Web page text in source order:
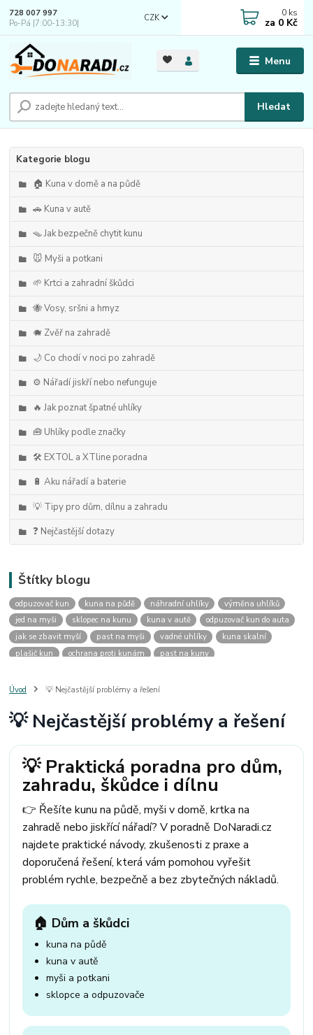
Menu
CZK
Hledat
728 007 997
Po-Pá |7:00-13:30|
0 ks
za 0 Kč
Kategorie blogu
🏠 Kuna v domě a na půdě
🚗 Kuna v autě
🪤 Jak bezpečně chytit kunu
🐭 Myši a potkani
🌱 Krtci a zahradní škůdci
🐝 Vosy, sršni a hmyz
🐗 Zvěř na zahradě
🌙 Co chodí v noci po zahradě
⚙️ Nářadí jiskří nebo nefunguje
🔥 Jak poznat špatné uhlíky
🧰 Uhlíky podle značky
🛠️ EXTOL a XTline poradna
🔋 Aku nářadí a baterie
💡 Tipy pro dům, dílnu a zahradu
❓ Nejčastější dotazy
Štítky blogu
odpuzovač kun kuna na půdě náhradní uhlíky
výměna uhlíků
jed na myši
sklopec na kunu kuna v autě
odpuzovač kun do auta
jak se zbavit myší
past na myši vadné uhlíky
kuna skalní
plašič kun
ochrana proti kunám
past na kuny
past na kunu
myši v domě odpuzovač myší
štěnice
štěnice v hotelu jak se zbavit kuny
kuna ve střeše
mravenci a mšice
uhlíky do nářadí
uhlíky do nařadí
uhlíky do vysavače
uhlíky do pračky uhlíky do
uhlíky parkside
uhlíky ferm uhlíky makita
uhlíkové kartáče
kde sehnat uhlíky
kde koupit uhlíky
Úvod 💡 Nejčastější problémy a řešení
💡 Nejčastější problémy a řešení
💡 Praktická poradna pro dům,
zahradu, škůdce i dílnu
👉 Řešíte kunu na půdě, myši v domě, krtka na
zahradě nebo jiskřící nářadí? V poradně DoNaradi.cz
najdete praktické návody, zkušenosti z praxe a
doporučená řešení, která vám pomohou vyřešit
problém rychle, bezpečně a bez zbytečných nákladů.
🏠 Dům a škůdci
kuna na půdě
kuna v autě
myši a potkani
sklopce a odpuzovače